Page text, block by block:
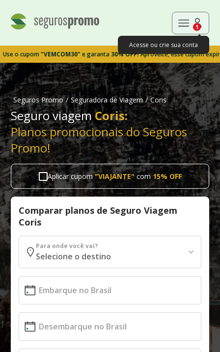
1
Acesse ou crie sua conta
cupom"VEMCOM30"e garanta30% OFF!Aproveite, esse cupom expira em
Seguros Promo / Seguradora de Viagem / Coris
Seguro viagemCoris:
Planos promocionais do Seguros
Promo!
Aplicar cupom "VIAJANTE"com 15% OFF
Comparar planos de Seguro Viagem
Coris
Para onde você vai?